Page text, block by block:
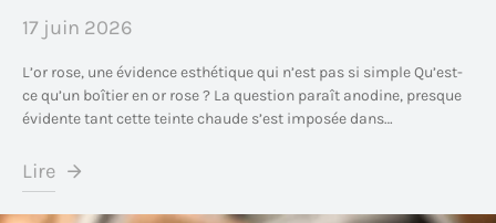
17 juin 2026
L’or rose, une évidence esthétique qui n’est pas si simple Qu’est-
ce qu’un boîtier en or rose ? La question paraît anodine, presque
évidente tant cette teinte chaude s’est imposée dans…
Lire